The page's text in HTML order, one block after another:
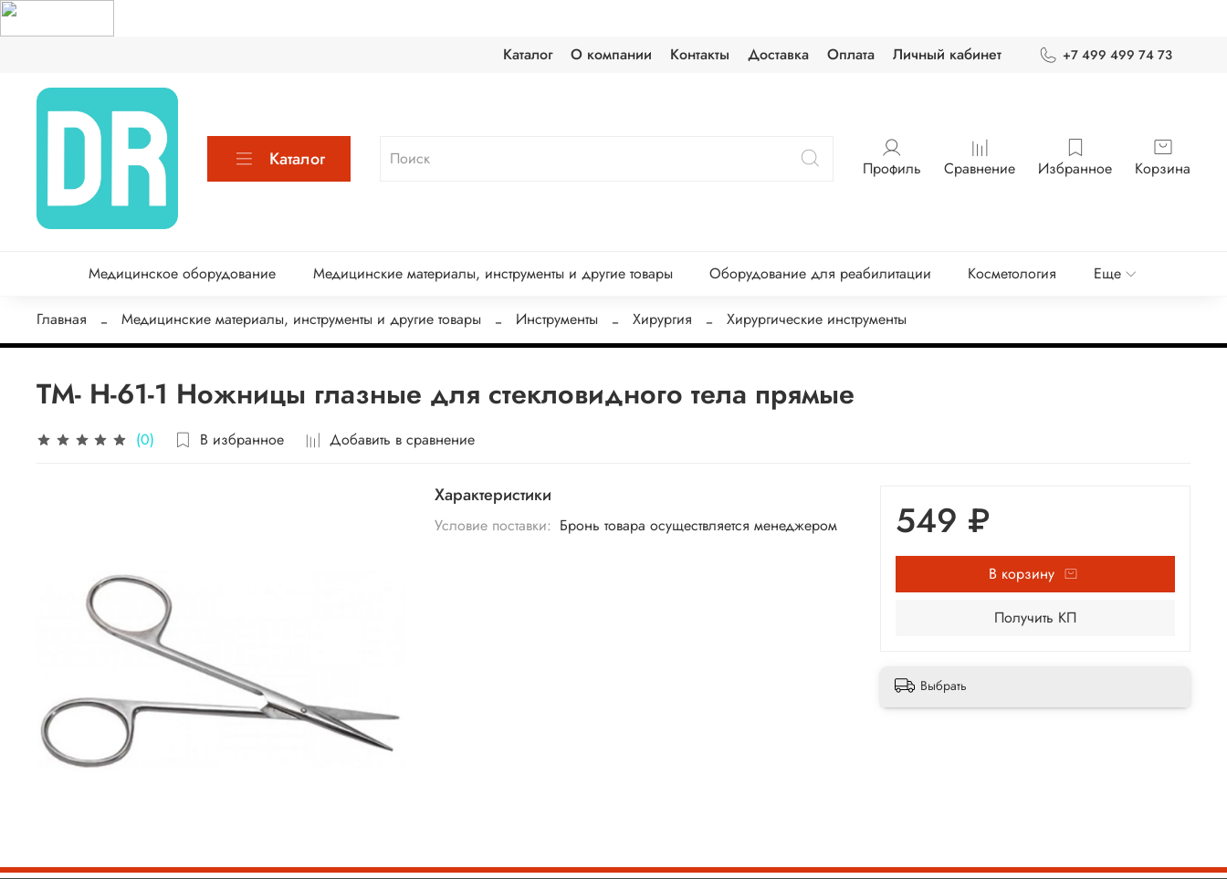
Каталог О компании Контакты Доставка Оплата Личный кабинет +7 499 499 74 73
Каталог Профиль Сравнение Избранное Корзина
Медицинское оборудование Медицинские материалы, инструменты и другие товары Оборудование для реабилитации Косметология Еще
Главная Медицинские материалы, инструменты и другие товары Инструменты Хирургия Хирургические инструменты
ТМ- Н-61-1 Ножницы глазные для стекловидного тела прямые
(0) В избранное Добавить в сравнение
Характеристики
Условие поставки: Бронь товара осуществляется менеджером 549 ₽
В корзину
Получить КП
Выбрать